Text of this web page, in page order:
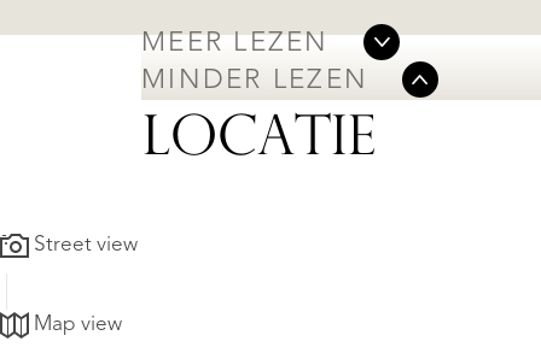
MEER LEZEN
MINDER LEZEN
LOCATIE
Street view
Map view